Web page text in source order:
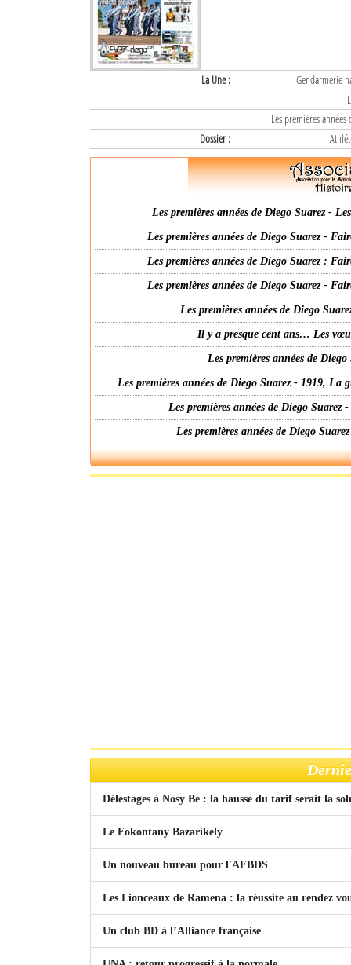
La Une :
Gendarmerie
Les premières
Dossier :
Les premières années de Diego Suarez -
Les premières années de Diego Suarez -
Les premières années de Diego Suarez :
Les premières années de Diego Suarez -
Les premières années de Diego
Il y a presque cent ans… Les
Les premières années de
Les premières années de Diego Suarez - 1919,
Les premières années de Diego
Les premières années de Diego
Délestages à Nosy Be : la hausse du tarif serait la
Le Fokontany Bazarikely
Un nouveau bureau pour l'AFBDS
Les Lionceaux de Ramena : la réussite au rendez
Un club BD à l’Alliance française